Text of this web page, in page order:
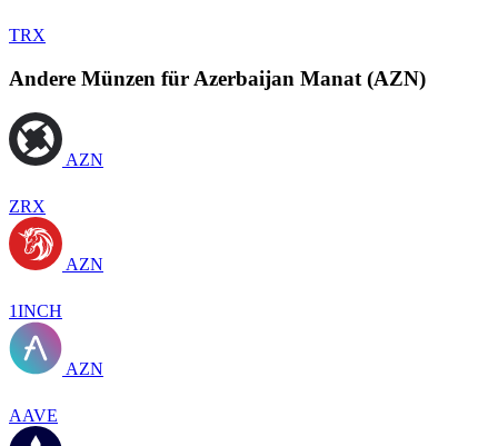
TRX
Andere Münzen für Azerbaijan Manat (AZN)
AZN
ZRX
AZN
1INCH
AZN
AAVE